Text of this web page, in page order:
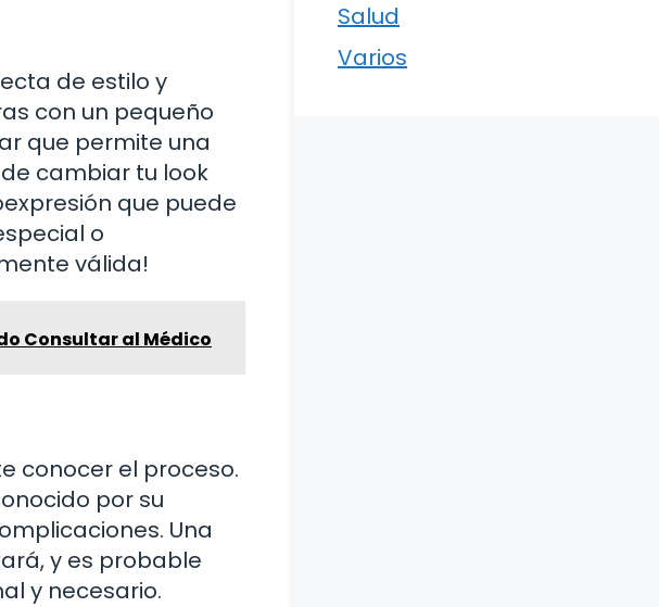
de estilo y
con un pequeño
que permite una
cambiar tu look
que puede
o
válida!
Consultar al Médico
conocer el proceso.
por su
Una
y es probable
y necesario.
Salud
Varios